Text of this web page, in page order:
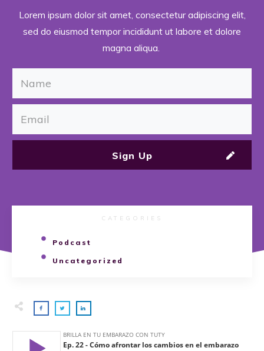
Lorem ipsum dolor sit amet, consectetur adipiscing elit,
sed do eiusmod tempor incididunt ut labore et dolore
magna aliqua.
Sign Up
CATEGORIES
Podcast
Uncategorized